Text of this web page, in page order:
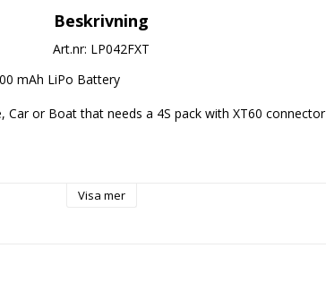
Beskrivning
Art.nr: LP042FXT
mAh LiPo Battery
Car or Boat that needs a 4S pack with XT60 connector
Visa mer